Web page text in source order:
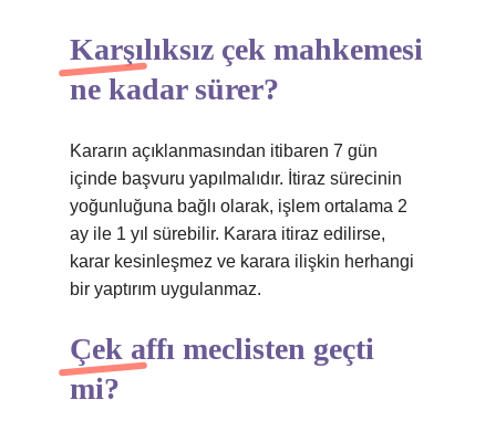
Karşılıksız çek mahkemesi
ne kadar sürer?
Kararın açıklanmasından itibaren 7 gün
içinde başvuru yapılmalıdır. İtiraz sürecinin
yoğunluğuna bağlı olarak, işlem ortalama 2
ay ile 1 yıl sürebilir. Karara itiraz edilirse,
karar kesinleşmez ve karara ilişkin herhangi
bir yaptırım uygulanmaz.
Çek affı meclisten geçti
mi?